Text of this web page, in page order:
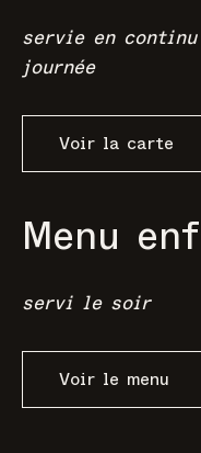
servie en
journée
Voir la carte
Menu
servi le soir
Voir le menu